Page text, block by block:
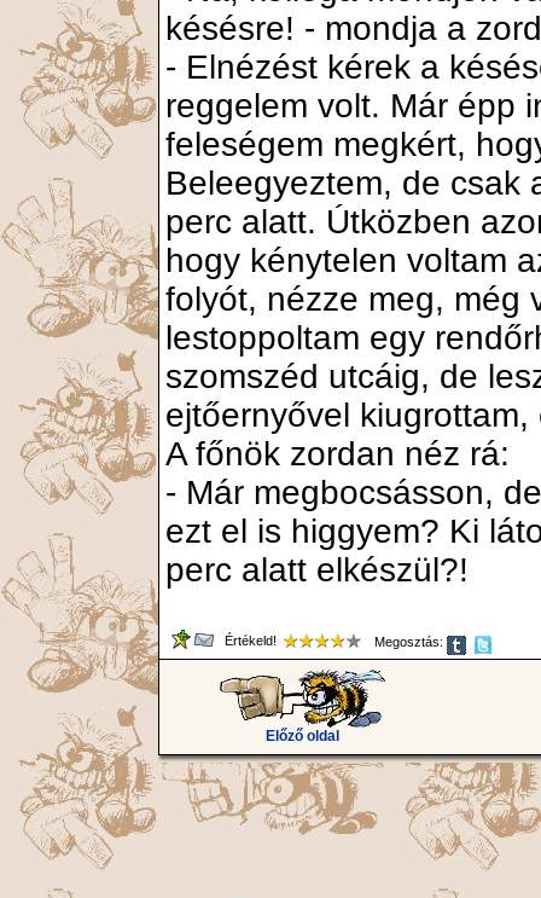
késésre! - mondja a
- Elnézést kérek a
reggelem volt. Már épp
feleségem megkért,
Beleegyeztem, de csak
perc alatt. Útközben
hogy kénytelen voltam
folyót, nézze meg, még
lestoppoltam egy
szomszéd utcáig, de
ejtőernyővel
A főnök zordan néz rá:
- Már megbocsásson,
ezt el is higgyem? Ki
perc alatt elkészül?!
Értékeld! Megosztás:
Előző oldal